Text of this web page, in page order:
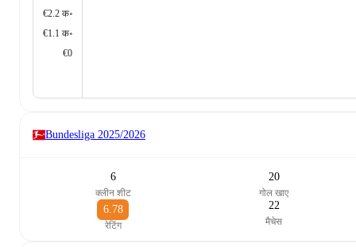
€2.2 क॰
€1.1 क॰
€0
Bundesliga 2025/2026
6
क्लीन शीट
20
गोल खाए
6.78
रेटिंग
22
मैचेस